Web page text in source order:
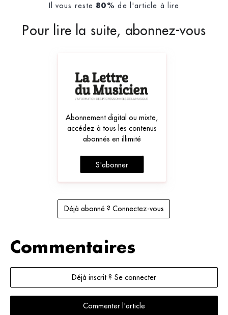
Il vous reste 80% de l'article à lire
Pour lire la suite, abonnez-vous
Abonnement digital ou mixte,
accédez à tous les contenus
abonnés en illimité
S'abonner
Déjà abonné ? Connectez-vous
Commentaires
Déjà inscrit ? Se connecter
Commenter l'article